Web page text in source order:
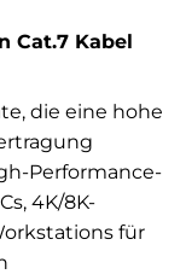
Cat.7 Kabel
die eine hohe
Performance-
4K/8K-
für